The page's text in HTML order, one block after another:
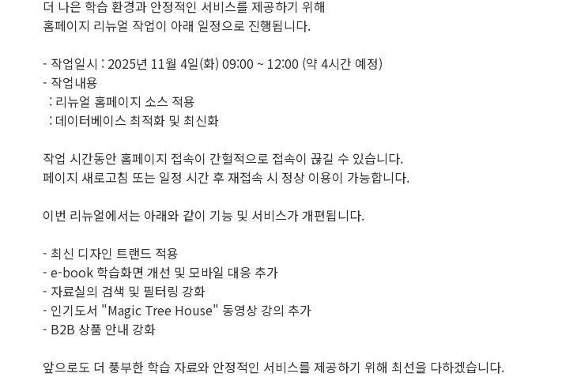
더 나은 학습 환경과 안정적인 서비스를 제공하기 위해
홈페이지 리뉴얼 작업이 아래 일정으로 진행됩니다.
- 작업일시 : 2025년 11월 4일(화) 09:00 ~ 12:00 (약 4시간 예정)
- 작업내용
: 리뉴얼 홈페이지 소스 적용
: 데이터베이스 최적화 및 최신화
작업 시간동안 홈페이지 접속이 간헐적으로 접속이 끊길 수 있습니다.
페이지 새로고침 또는 일정 시간 후 재접속 시 정상 이용이 가능합니다.
이번 리뉴얼에서는 아래와 같이 기능 및 서비스가 개편됩니다.
- 최신 디자인 트랜드 적용
- e-book 학습화면 개선 및 모바일 대응 추가
- 자료실의 검색 및 필터링 강화
- 인기도서 "Magic Tree House" 동영상 강의 추가
- B2B 상품 안내 강화
앞으로도 더 풍부한 학습 자료와 안정적인 서비스를 제공하기 위해 최선을 다하겠습니다.